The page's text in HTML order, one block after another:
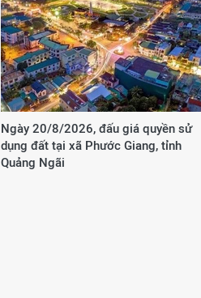
Ngày 20/8/2026, đấu giá quyền sử
dụng đất tại xã Phước Giang, tỉnh
Quảng Ngãi